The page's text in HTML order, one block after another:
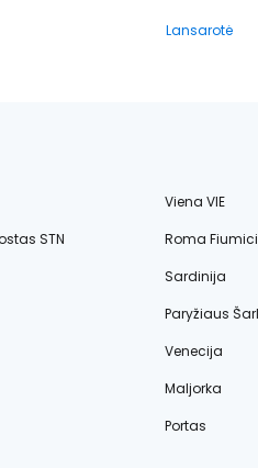
Lansarotė
Viena VIE
STN
Roma
Sardinija
Paryžiaus
Venecija
Maljorka
Portas